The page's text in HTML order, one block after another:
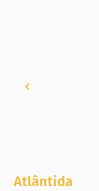
Atlântida